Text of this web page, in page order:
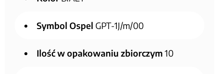
Symbol Ospel GPT-1J/m/00
Ilość w opakowaniu zbiorczym 10